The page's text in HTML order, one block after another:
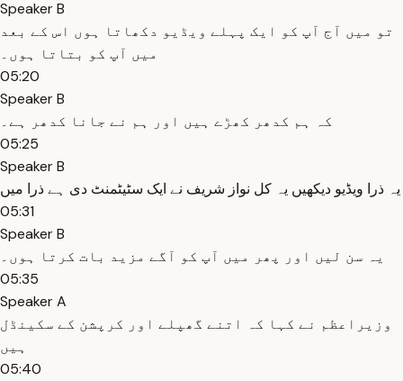
Speaker B
تو میں آج آپ کو ایک پہلے ویڈیو دکھاتا ہوں اس کے بعد
میں آپ کو بتاتا ہوں۔
05:20
Speaker B
کہ ہم کدھر کھڑے ہیں اور ہم نے جانا کدھر ہے۔
05:25
Speaker B
یہ ذرا ویڈیو دیکھیں یہ کل نواز شریف نے ایک سٹیٹمنٹ دی ہے ذرا میں
05:31
Speaker B
یہ سن لیں اور پھر میں آپ کو آگے مزید بات کرتا ہوں۔
05:35
Speaker A
وزیراعظم نے کہا کہ اتنے گھپلے اور کرپشن کے سکینڈل
ہیں
05:40